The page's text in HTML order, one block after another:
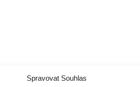
Spravovat Souhlas